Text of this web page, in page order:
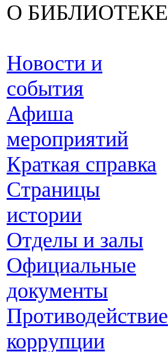
О БИБЛИОТЕКЕ
Новости и
события
Афиша
мероприятий
Краткая справка
Страницы
истории
Отделы и залы
Официальные
документы
Противодействие
коррупции